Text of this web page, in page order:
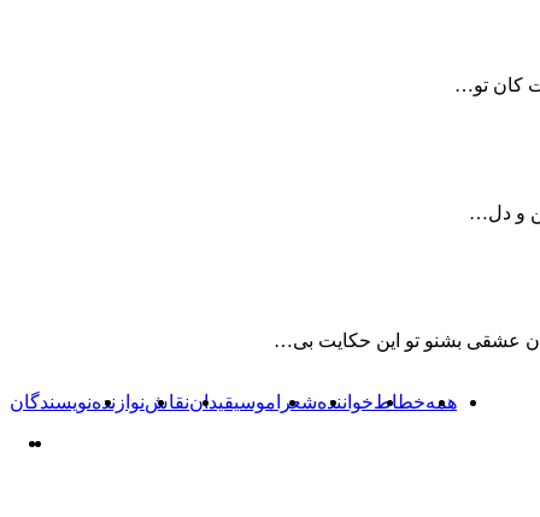
کان تو…
و دل…
عشقی بشنو تو این حکایت بی…
همهخطاطخوانندهشعرا موسیقیداننقاشنوازندهنویسندگان